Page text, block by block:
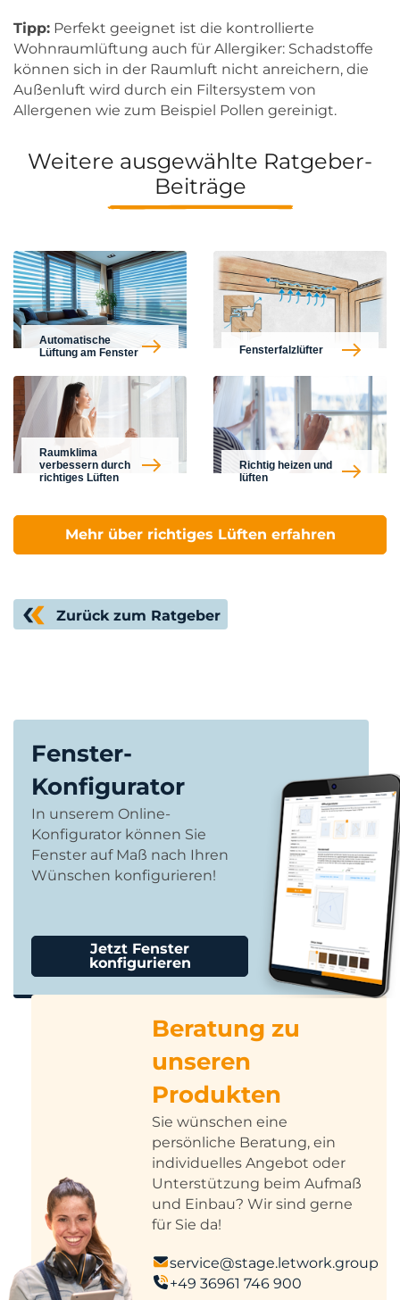
Tipp: Perfekt geeignet ist die kontrollierte
Wohnraumlüftung auch für Allergiker: Schadstoffe
können sich in der Raumluft nicht anreichern, die
Außenluft wird durch ein Filtersystem von
Allergenen wie zum Beispiel Pollen gereinigt.
Weitere ausgewählte Ratgeber-
Beiträge
Automatische
Lüftung am Fenster
Fensterfalzlüfter
Raumklima
verbessern durch
richtiges Lüften
Richtig heizen und
lüften
Mehr über richtiges Lüften erfahren
Zurück zum Ratgeber
Fenster-
Konfigurator
In unserem Online-
Konfigurator können Sie
Fenster auf Maß nach Ihren
Wünschen konfigurieren!
Jetzt Fenster
konfigurieren
Beratung zu
unseren
Produkten
Sie wünschen eine
persönliche Beratung, ein
individuelles Angebot oder
Unterstützung beim Aufmaß
und Einbau? Wir sind gerne
für Sie da!
service@stage.letwork.group
+49 36961 746 900